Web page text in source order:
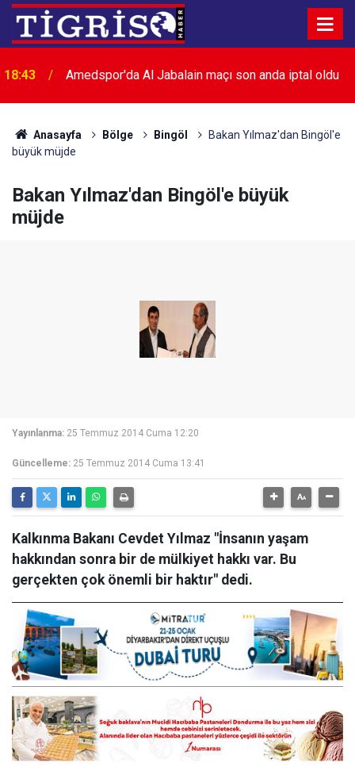
18:43 Amedspor'da Al Jabalain maçı son anda iptal oldu
18:39
Anasayfa Bölge Bingöl
Bakan Yılmaz'dan Bingöl'e
büyük müjde
Bakan Yılmaz'dan Bingöl'e büyük
müjde
Yayınlanma: 25 Temmuz 2014 Cuma 12:20
Güncelleme: 25 Temmuz 2014 Cuma 13:41
Kalkınma Bakanı Cevdet Yılmaz "İnsanın yaşam
hakkından sonra bir de mülkiyet hakkı var. Bu
gerçekten çok önemli bir haktır" dedi.